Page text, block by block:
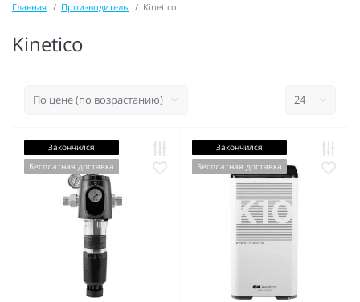
Главная Производитель Kinetico
Kinetico
Закончился
Бесплатная доставка
Закончился
Бесплатная доставка